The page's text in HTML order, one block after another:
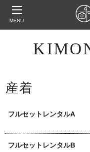
MENU
産着
フルセットレンタルA
フルセットレンタルB